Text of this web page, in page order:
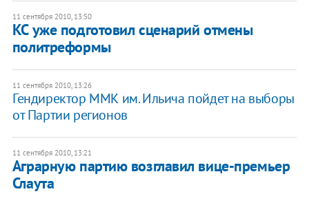
11 сентября 2010, 13:50
КС уже подготовил сценарий отмены
политреформы
11 сентября 2010, 13:26
Гендиректор ММК им. Ильича пойдет на выборы
от Партии регионов
11 сентября 2010, 13:21
Аграрную партию возглавил вице-премьер
Слаута